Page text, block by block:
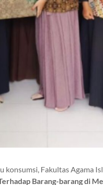
Fakultas Agama
Barang-barang di